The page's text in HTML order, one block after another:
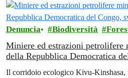
Denuncia Biodiversità
Miniere ed estrazioni petrolifere
della Repubblica Democratica
Il corridoio ecologico Kivu-Kinshasa,